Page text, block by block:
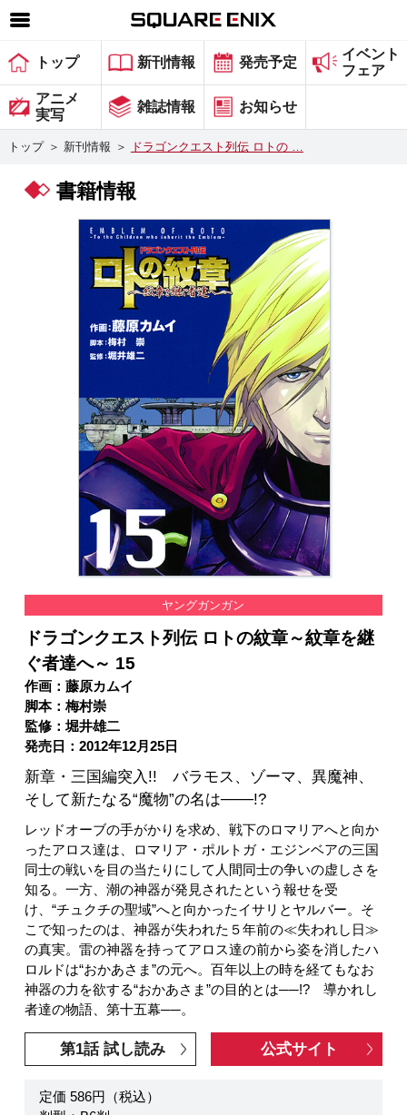
SQUARE ENIX 公式サイトメニュー
ゲーム
マガジン＆ブックス
グッズ
採用情報
スクウェア・エニックス サイト内検索
トップ 新刊情報 発売予定
イベント
フェア
アニメ
実写
雑誌情報 お知らせ
トップ ＞ 新刊情報 ＞ ドラゴンクエスト列伝 ロトの …
書籍情報
ヤングガンガン
ドラゴンクエスト列伝 ロトの紋章～紋章を継
ぐ者達へ～ 15
作画：藤原カムイ
脚本：梅村崇
監修：堀井雄二
発売日：2012年12月25日
新章・三国編突入!! バラモス、ゾーマ、異魔神、
そして新たなる“魔物”の名は───!?
レッドオーブの手がかりを求め、戦下のロマリアへと向か
ったアロス達は、ロマリア・ポルトガ・エジンベアの三国
同士の戦いを目の当たりにして人間同士の争いの虚しさを
知る。一方、潮の神器が発見されたという報せを受
け、“チュクチの聖域”へと向かったイサリとヤルバー。そ
こで知ったのは、神器が失われた５年前の≪失われし日≫
の真実。雷の神器を持ってアロス達の前から姿を消したハ
ロルドは“おかあさま”の元へ。百年以上の時を経てもなお
神器の力を欲する“おかあさま”の目的とは──!? 導かれし
者達の物語、第十五幕──。
第1話 試し読み 公式サイト
定価 586円（税込）